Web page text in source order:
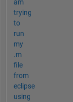
am
trying
to
run
my
.m
file
from
eclipse
using